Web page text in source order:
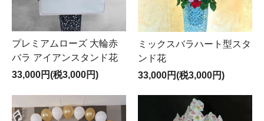
プレミアムローズ 大輪赤
バラ アイアンスタンド花
33,000円(税3,000円)
ミックスバラハート型スタ
ンド花
33,000円(税3,000円)